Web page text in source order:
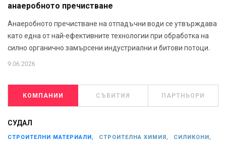
анаеробното пречистване
Анаеробното пречистване на отпадъчни води се утвърждава
като една от най-ефективните технологии при обработка на
силно органично замърсени индустриални и битови потоци.
9.06.2026
КОМПАНИИ СЪБИТИЯ ПАРТНЬОРИ
СУДАЛ
СТРОИТЕЛНИ МАТЕРИАЛИ, СТРОИТЕЛНА ХИМИЯ, СИЛИКОНИ,